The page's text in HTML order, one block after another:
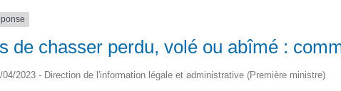
de chasser perdu, volé ou abîmé :
2023 - Direction de l'information légale et administrative (Première ministre)